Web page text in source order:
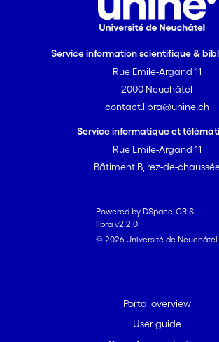
Service information scientifique &
Rue Emile-Argand 11
2000 Neuchâtel
contact.libra@unine.ch
Service informatique et
Rue Emile-Argand 11
Bâtiment B, rez-de-
Powered by DSpace-CRIS
libra v2.2.0
© 2026 Université de Neuchâtel
Portal overview
User guide